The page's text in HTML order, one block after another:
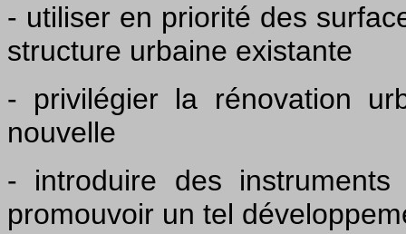
- utiliser en priorité des
structure urbaine existante
- privilégier la rénovation
nouvelle
- introduire des
promouvoir un tel